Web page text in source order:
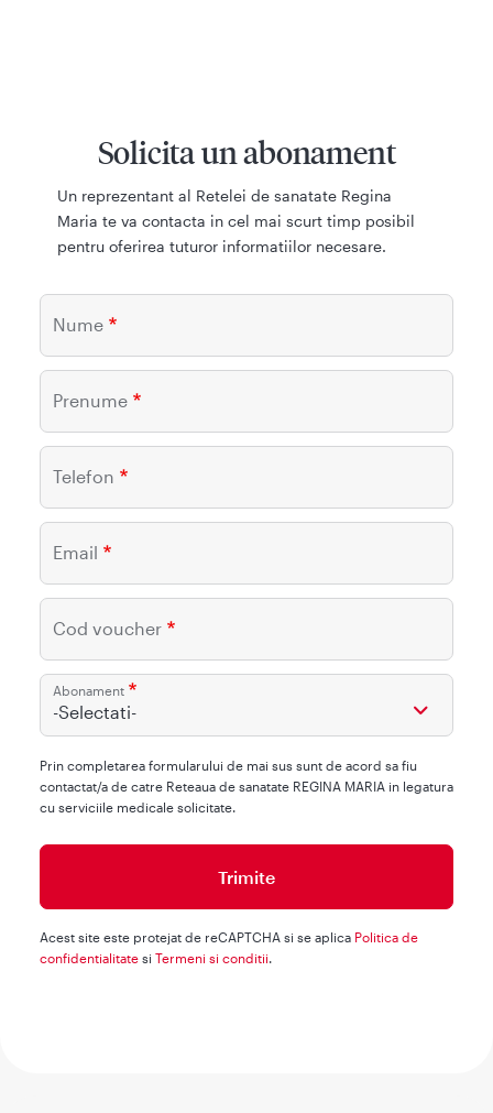
Solicita un abonament
Un reprezentant al Retelei de sanatate Regina
Maria te va contacta in cel mai scurt timp posibil
pentru oferirea tuturor informatiilor necesare.
Nume
Prenume
Telefon
Email
Cod voucher
Abonament
-Selectati-
Prin completarea formularului de mai sus sunt de acord sa fiu
contactat/a de catre Reteaua de sanatate REGINA MARIA in legatura
cu serviciile medicale solicitate.
Acest site este protejat de reCAPTCHA si se aplica Politica de
confidentialitate si Termeni si conditii.